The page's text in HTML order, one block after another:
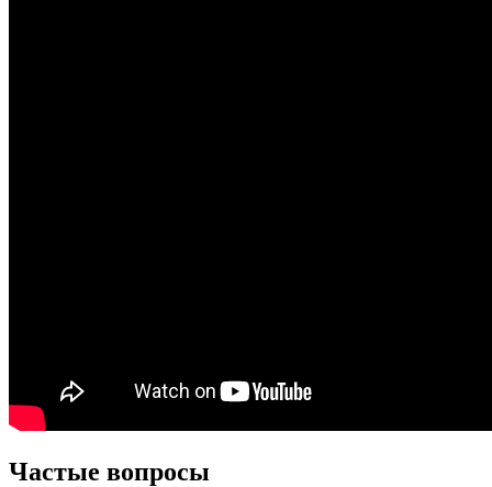
Частые вопросы